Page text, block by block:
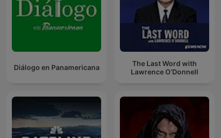
Diálogo en Panamericana
The Last Word with
Lawrence O’Donnell